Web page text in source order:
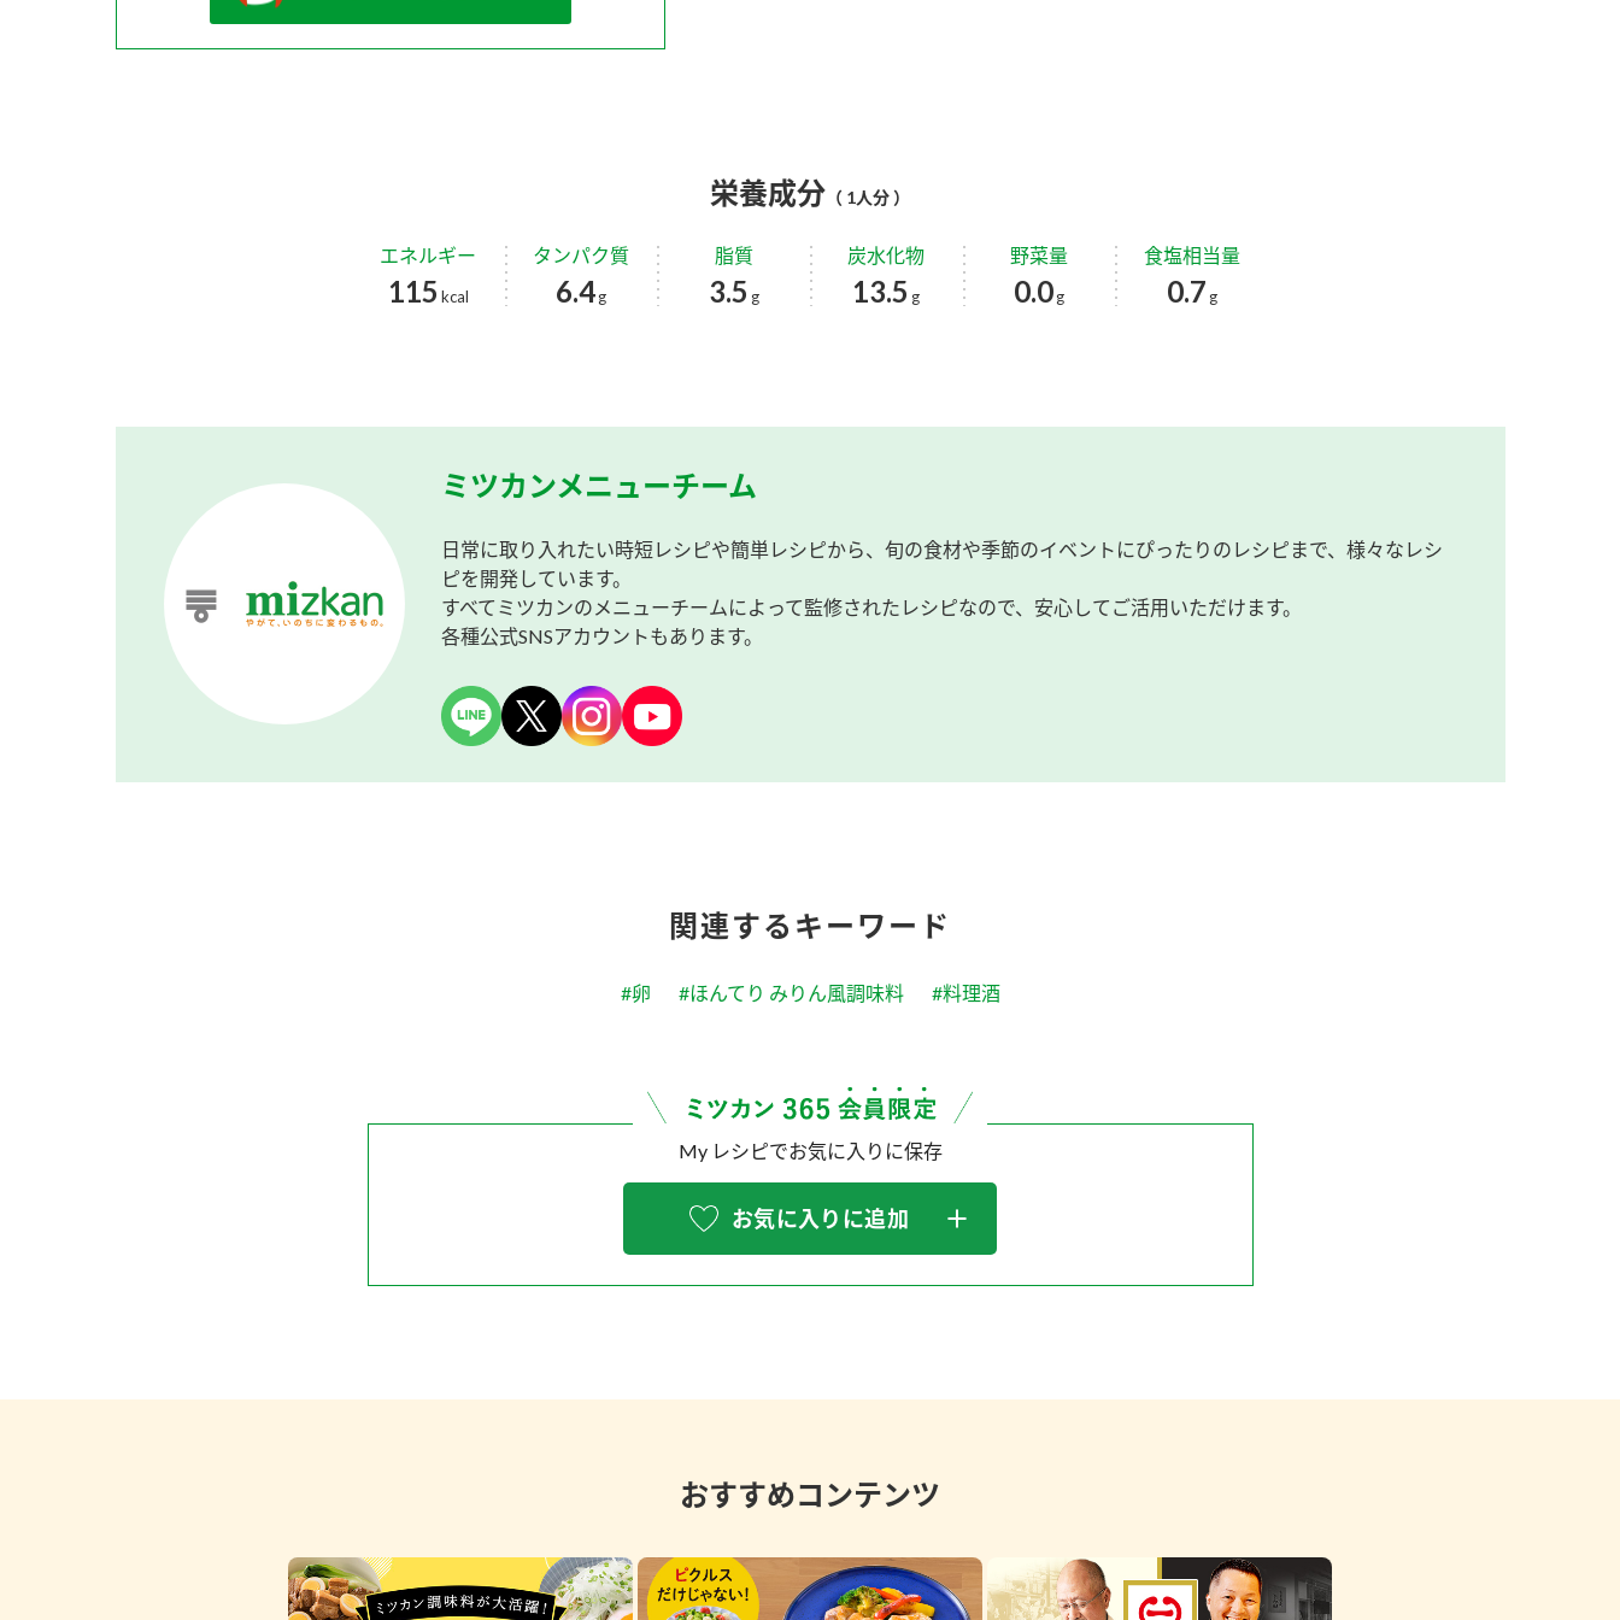
栄養成分 （ 1人分 ）
エネルギー
115 kcal
タンパク質
6.4g
脂質
3.5 g
炭水化物
13.5 g
野菜量
0.0g
食塩相当量
0.7 g
ミツカンメニューチーム
日常に取り入れたい時短レシピや簡単レシピから、旬の食材や季節のイベントにぴったりのレシピまで、様々なレシ
ピを開発しています。
すべてミツカンのメニューチームによって監修されたレシピなので、安心してご活用いただけます。
各種公式SNSアカウントもあります。
関連するキーワード
#卵 #ほんてり みりん風調味料 #料理酒
My レシピでお気に入りに保存
お気に入りに追加
おすすめコンテンツ